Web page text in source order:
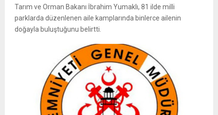
Tarım ve Orman Bakanı İbrahim Yumaklı, 81 ilde milli
parklarda düzenlenen aile kamplarında binlerce ailenin
doğayla buluştuğunu belirtti.